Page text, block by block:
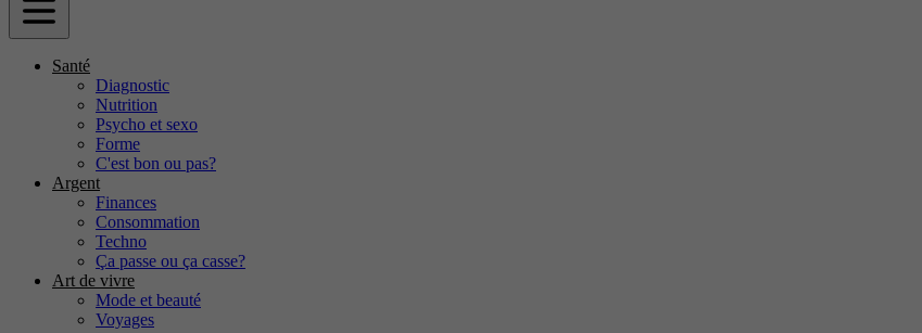
Santé
Diagnostic
Nutrition
Psycho et sexo
Forme
C'est bon ou pas?
Argent
Finances
Consommation
Techno
Ça passe ou ça casse?
Art de vivre
Mode et beauté
Voyages